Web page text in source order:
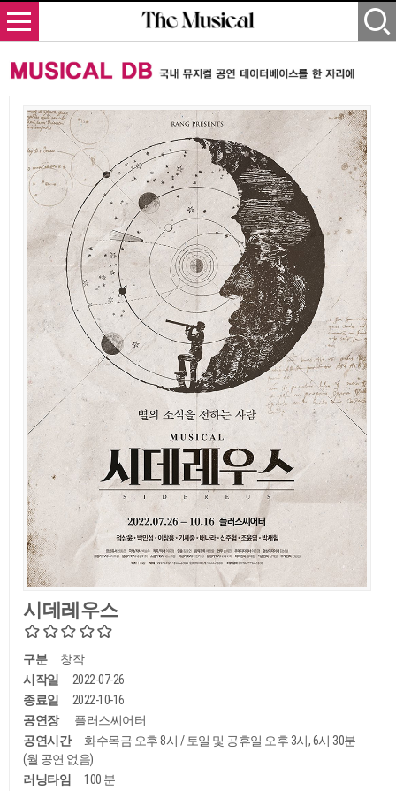
시데레우스
구분
창작
시작일
2022-07-26
종료일
2022-10-16
공연장
플러스씨어터
공연시간
화수목금 오후 8시 / 토일 및 공휴일 오후 3시, 6시 30분
(월 공연 없음)
러닝타임
100 분